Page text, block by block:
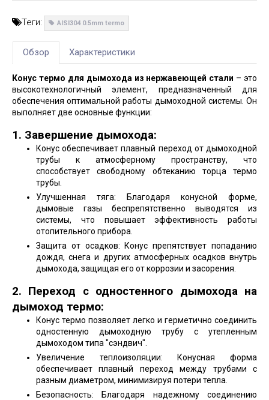
Теги: AISI304 0.5mm termo
Обзор Характеристики
Конус термо для дымохода из нержавеющей стали – это
высокотехнологичный элемент, предназначенный для
обеспечения оптимальной работы дымоходной системы. Он
выполняет две основные функции:
1. Завершение дымохода:
Конус обеспечивает плавный переход от дымоходной
трубы к атмосферному пространству, что
способствует свободному обтеканию торца термо
трубы.
Улучшенная тяга: Благодаря конусной форме,
дымовые газы беспрепятственно выводятся из
системы, что повышает эффективность работы
отопительного прибора.
Защита от осадков: Конус препятствует попаданию
дождя, снега и других атмосферных осадков внутрь
дымохода, защищая его от коррозии и засорения.
2. Переход с одностенного дымохода на
дымоход термо:
Конус термо позволяет легко и герметично соединить
одностенную дымоходную трубу с утепленным
дымоходом типа "сэндвич".
Увеличение теплоизоляции: Конусная форма
обеспечивает плавный переход между трубами с
разным диаметром, минимизируя потери тепла.
Безопасность: Благодаря надежному соединению